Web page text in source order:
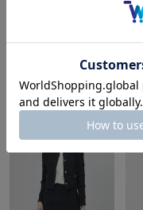
¥64,900 16%OFF